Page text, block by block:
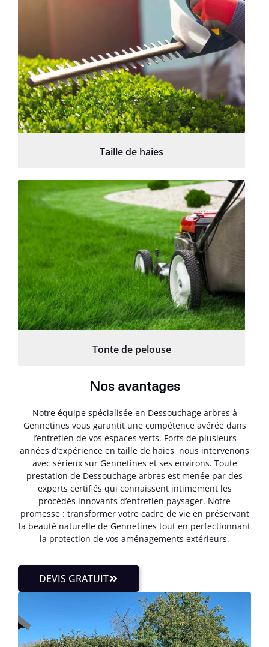
Taille de haies
Tonte de pelouse
Nos avantages
Notre équipe spécialisée en Dessouchage arbres à
Gennetines vous garantit une compétence avérée dans
l’entretien de vos espaces verts. Forts de plusieurs
années d’expérience en taille de haies, nous intervenons
avec sérieux sur Gennetines et ses environs. Toute
prestation de Dessouchage arbres est menée par des
experts certifiés qui connaissent intimement les
procédés innovants d’entretien paysager. Notre
promesse : transformer votre cadre de vie en préservant
la beauté naturelle de Gennetines tout en perfectionnant
la protection de vos aménagements extérieurs.
DEVIS GRATUIT